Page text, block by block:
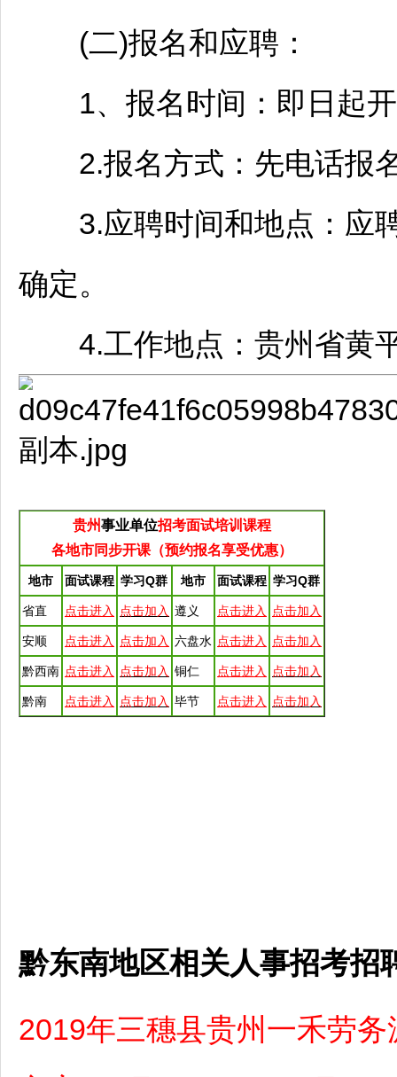
(二)报名和应聘：
1、报名时间：即日起开
2.报名方式：先电话报名
3.应聘时间和地点：应聘
确定。
4.工作地点：贵州省黄
贵州事业单位招考面试培训课程
各地市同步开课 （预约报名享受优惠）
地市 面试课程 学习Q群 地市 面试课程 学习Q群
省直 点击进入 点击加入 遵义 点击进入 点击加入
安顺 点击进入 点击加入 六盘水 点击进入 点击加入
黔西南 点击进入 点击加入 铜仁 点击进入 点击加入
黔南 点击进入 点击加入 毕节 点击进入 点击加入
黔东南地区相关人事招考招
2019年三穗县贵州一禾劳